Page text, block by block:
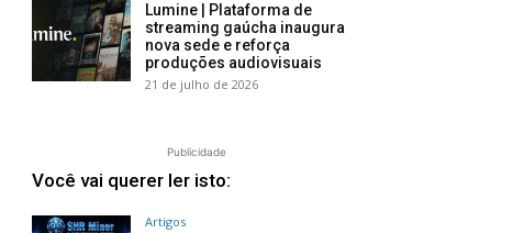
Lumine | Plataforma de
streaming gaúcha inaugura
nova sede e reforça
produções audiovisuais
21 de julho de 2026
Publicidade
Você vai querer ler isto:
Artigos